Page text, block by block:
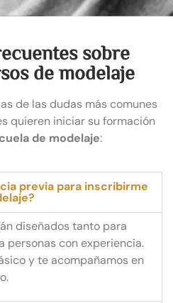
sobre
de modelaje
de las dudas más comunes
quieren iniciar su formación
de modelaje:
previa para inscribirme
diseñados tanto para
personas con experiencia.
y te acompañamos en